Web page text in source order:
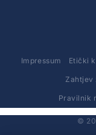
Impressum Etički
Zahtjev
Pravilnik
©